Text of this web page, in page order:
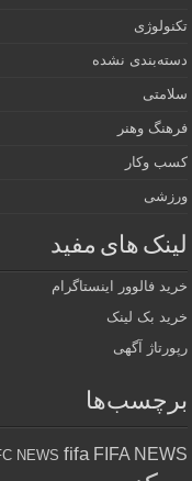
تکنولوژی
دسته‌بندی نشده
سلامتی
فرهنگ وهنر
کسب وکار
ورزشی
لینک های مفید
خرید فالوور اینستاگرام
خرید بک لینک
رپورتاژ آگهی
برچسب‌ها
NEWS fifa FIFA NEWS